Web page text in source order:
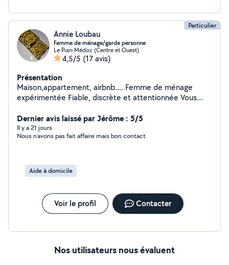
renseignements. Bien cordialement
Particulier
Annie Loubau
Femme de ménage/garde personne
Le Pian-Médoc (Centre et Ouest)
4,5/5 (17 avis)
Présentation
Maison,appartement, airbnb.... Femme de ménage
expérimentée Fiable, discrète et attentionnée Vous
votre intérieur avec soin et professionnalisme ? Je vous
propose mes services de ménage et repassage, avec
une attention particulière aux détails et au respect de
besoins. Mon objectif : vous faire gagner du temps et
vous offrir un cadre de vie propre et agréable.
contacter pour échanger.
Dernier avis laissé par Jérôme : 5/5
Il y a 21 jours
Nous n’avons pas fait affaire mais bon contact
Aide à domicile
Voir le profil Contacter
Nos utilisateurs nous évaluent